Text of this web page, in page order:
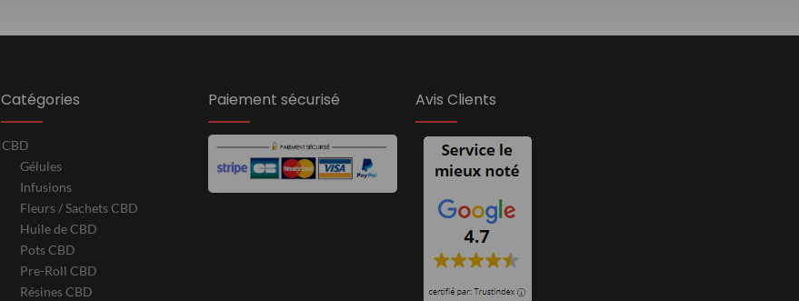
Catégories
CBD
Gélules
Infusions
Fleurs / Sachets CBD
Huile de CBD
Pots CBD
Pre-Roll CBD
Résines CBD
Paiement sécurisé Avis Clients